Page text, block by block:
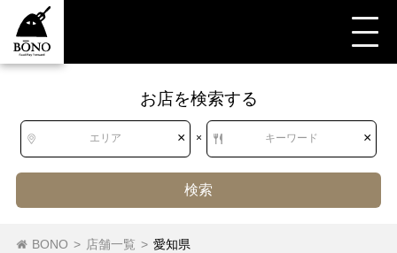
お店を検索する
エリア × × キーワード ×
検索
BONO > 店舗一覧 > 愛知県
すべて 愛知県
北海道 北海道
すべて 和食 郷土料理 きりたんぽ
沖縄料理 きりたんぽ